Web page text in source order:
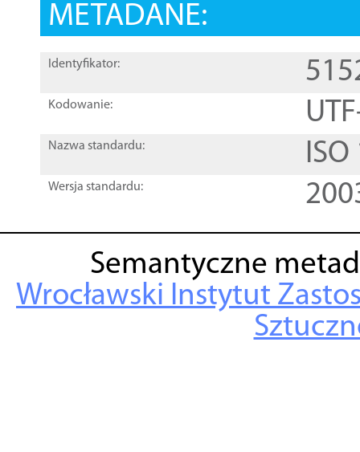
METADANE:
Identyfikator:
Kodowanie:
Nazwa standardu:
Wersja standardu:
Semantyczne
Wrocławski Instytut